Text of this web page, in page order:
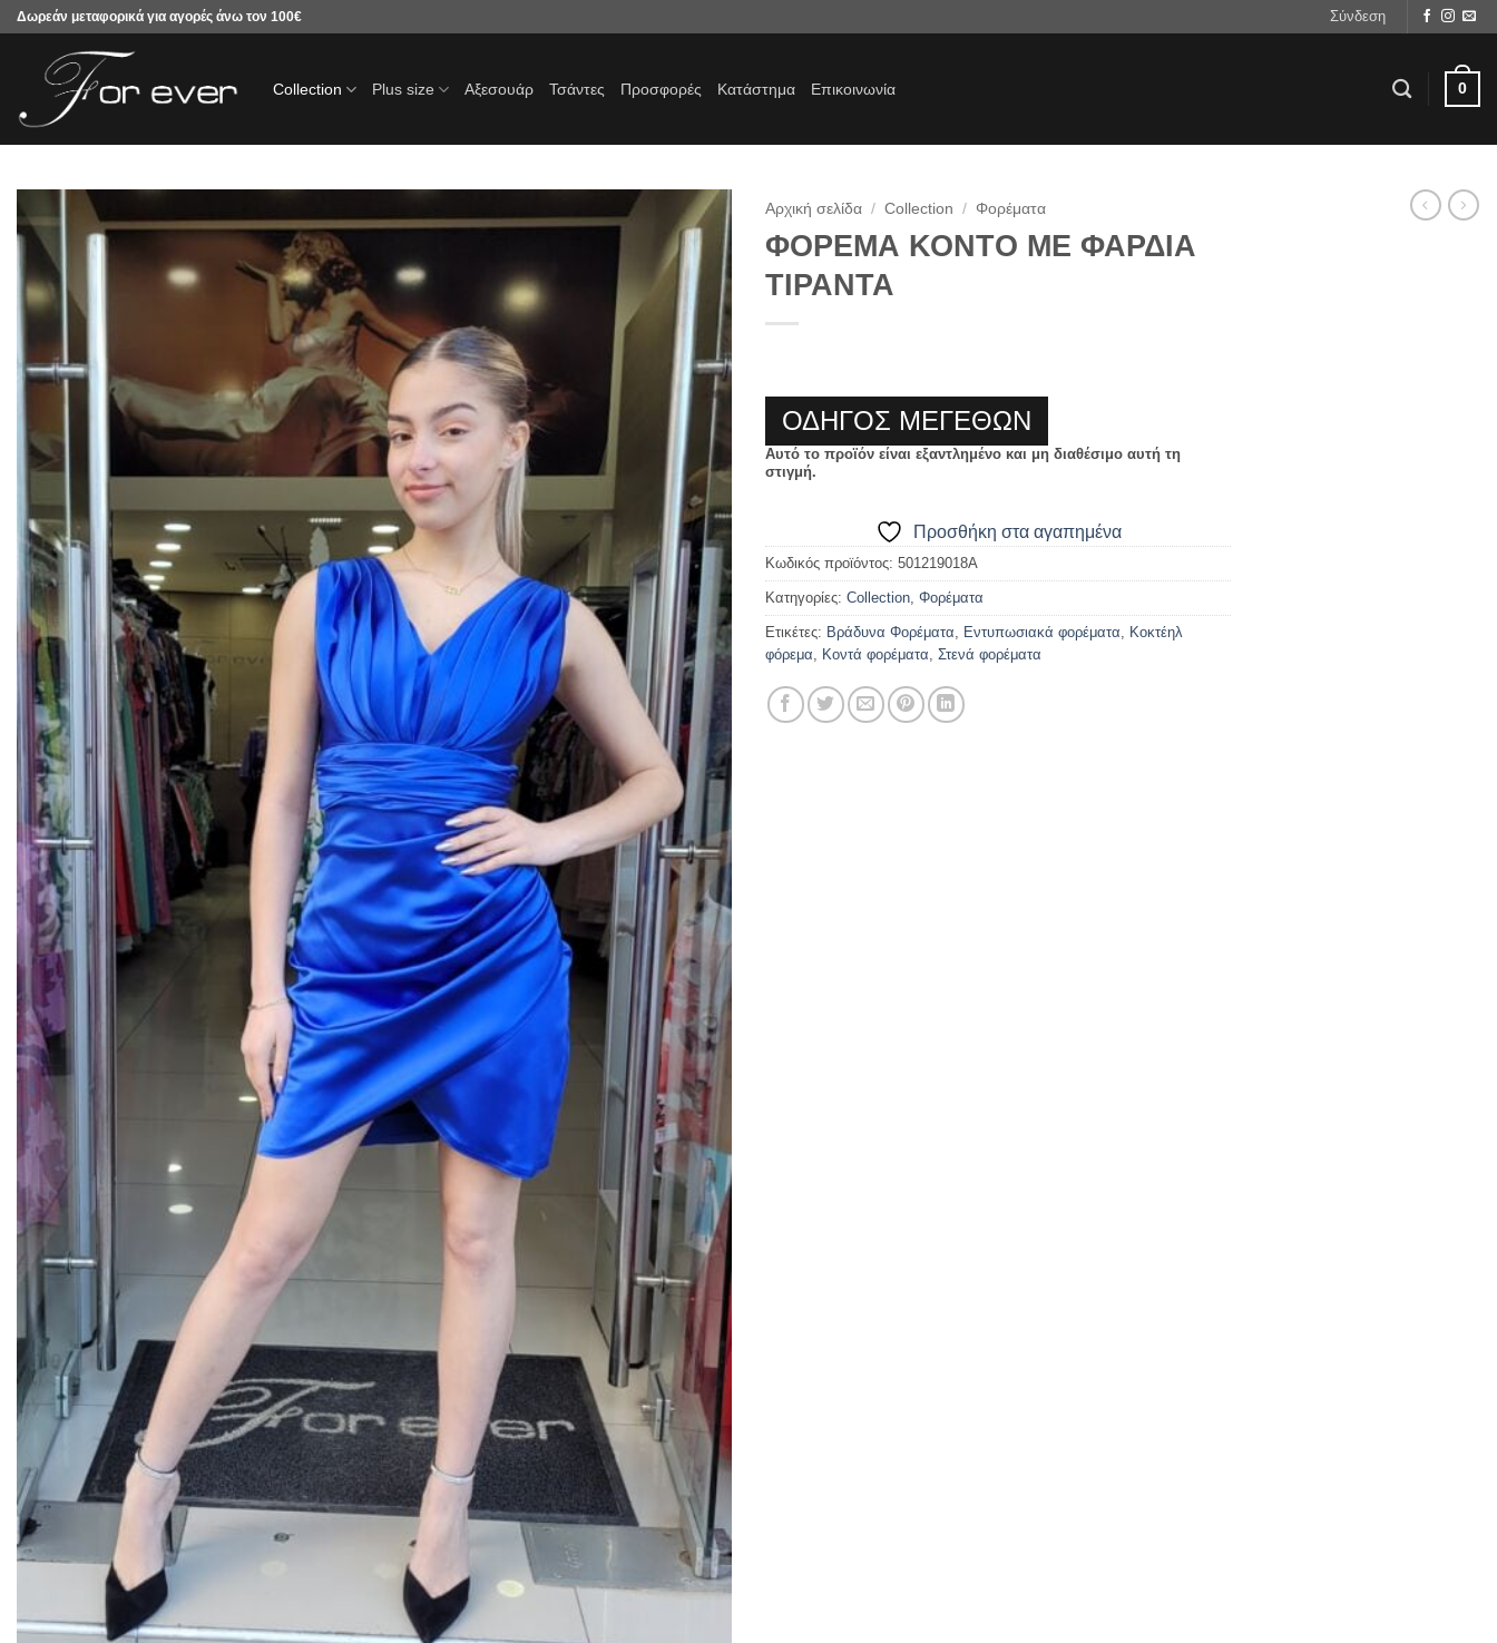
Μετάβαση
περιεχόμενο
Δωρεάν μεταφορικά για αγορές άνω τον 100€ Σύνδεση
Collection Plus size Αξεσουάρ Τσάντες Προσφορές Κατάστημα Επικοινωνία 0
Προσθήκη
στα
αγαπημένα
Αρχική σελίδα / Collection / Φορέματα
ΦΟΡΕΜΑ ΚΟΝΤΟ ΜΕ ΦΑΡΔΙΑ
ΤΙΡΑΝΤΑ
ΟΔΗΓΟΣ ΜΕΓΕΘΩΝ
Αυτό το προϊόν είναι εξαντλημένο και μη διαθέσιμο αυτή τη
στιγμή.
Προσθήκη στα αγαπημένα
Κωδικός προϊόντος: 501219018Α
Κατηγορίες: Collection, Φορέματα
Ετικέτες: Βράδυνα Φορέματα, Εντυπωσιακά φορέματα, Κοκτέηλ
φόρεμα, Κοντά φορέματα, Στενά φορέματα